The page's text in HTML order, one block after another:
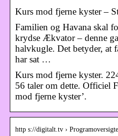
Kurs mod fjerne kyster –
Familien og Havana skal
krydse Ækvator – denne
halvkugle. Det betyder, at
har sat …
Kurs mod fjerne kyster.
56 taler om dette. Officiel
mod fjerne kyster’.
http s://digitalt.tv ›